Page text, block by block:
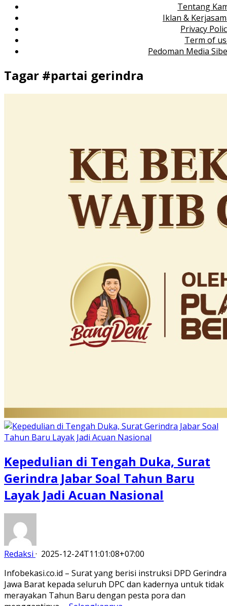
Tentang
Iklan &
Privacy
Term of
Pedoman Media
Tagar #partai gerindra
Kepedulian di Tengah Duka, Surat
Gerindra Jabar Soal Tahun Baru
Layak Jadi Acuan Nasional
Redaksi · 2025-12-24T11:01:08+07:00
Infobekasi.co.id – Surat yang berisi instruksi DPD Gerindra
Jawa Barat kepada seluruh DPC dan kadernya untuk tidak
merayakan Tahun Baru dengan pesta pora dan